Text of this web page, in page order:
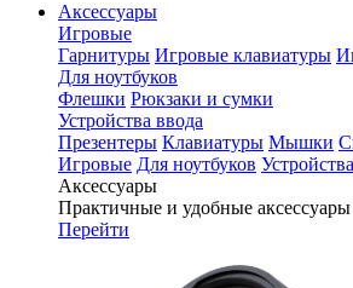
Аксессуары
Игровые
Гарнитуры Игровые клавиатуры
Для ноутбуков
Флешки Рюкзаки и сумки
Устройства ввода
Презентеры Клавиатуры Мышки
Игровые Для ноутбуков
Аксессуары
Практичные и удобные
Перейти